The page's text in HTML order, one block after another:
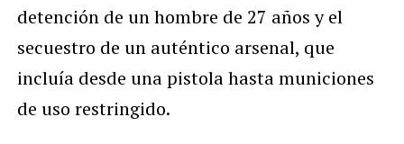
detención de un hombre de 27 años y el
secuestro de un auténtico arsenal, que
incluía desde una pistola hasta municiones
de uso restringido.